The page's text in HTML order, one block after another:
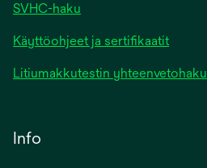
SVHC-haku
Käyttöohjeet ja sertifikaatit
Litiumakkutestin yhteenvetohaku
Info